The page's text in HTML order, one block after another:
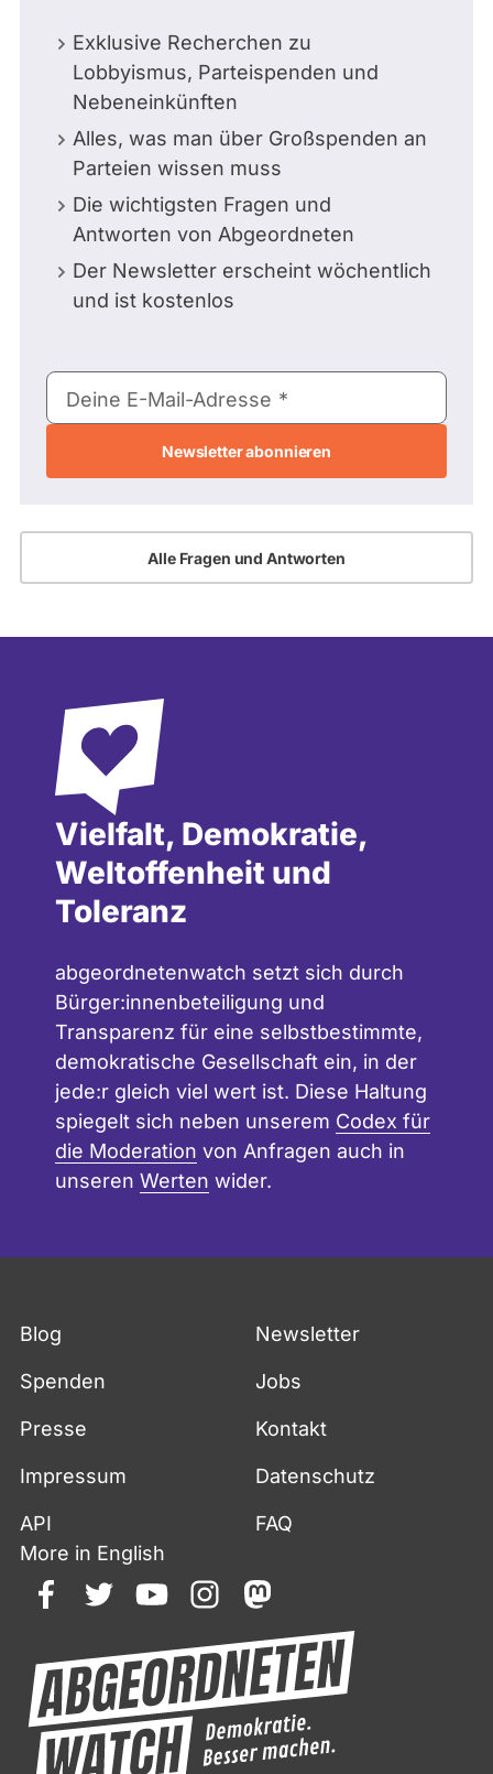
Exklusive Recherchen zu
Lobbyismus, Parteispenden und
Nebeneinkünften
Alles, was man über Großspenden an
Parteien wissen muss
Die wichtigsten Fragen und
Antworten von Abgeordneten
Der Newsletter erscheint wöchentlich
und ist kostenlos
E-
Mail-
Deine E-Mail-Adresse
Alle Fragen und Antworten
Vielfalt, Demokratie,
Weltoffenheit und
Toleranz
abgeordnetenwatch setzt sich durch
Bürger:innenbeteiligung und
Transparenz für eine selbstbestimmte,
demokratische Gesellschaft ein, in der
jede:r gleich viel wert ist. Diese Haltung
spiegelt sich neben unserem Codex für
die Moderation von Anfragen auch in
unseren Werten wider.
Blog Newsletter
Spenden Jobs
Presse Kontakt
Impressum Datenschutz
API
FAQ
More in English
facebooktwitteryoutubeinstagrammastodon